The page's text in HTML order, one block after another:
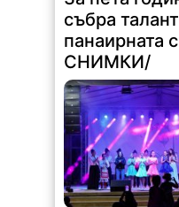
СНИМКИ/
57 | 2026-08-
За пета поредна